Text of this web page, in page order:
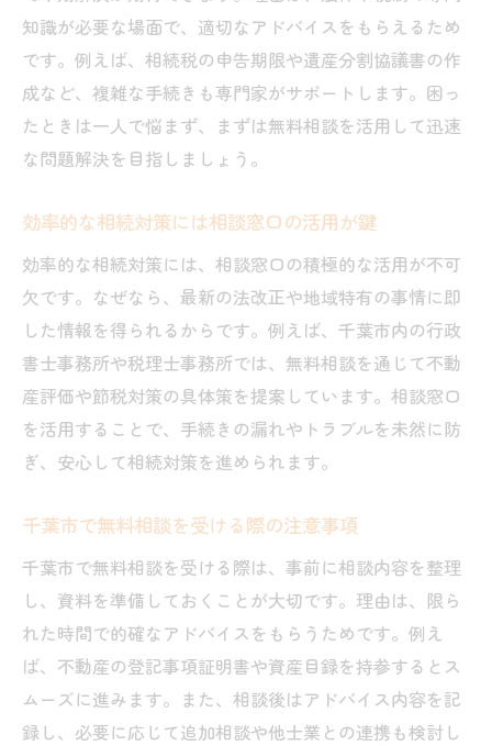
知識が必要な場面で、適切なアドバイスをもらえるため
です。例えば、相続税の申告期限や遺産分割協議書の作
成など、複雑な手続きも専門家がサポートします。困っ
たときは一人で悩まず、まずは無料相談を活用して迅速
な問題解決を目指しましょう。
効率的な相続対策には相談窓口の活用が鍵
効率的な相続対策には、相談窓口の積極的な活用が不可
欠です。なぜなら、最新の法改正や地域特有の事情に即
した情報を得られるからです。例えば、千葉市内の行政
書士事務所や税理士事務所では、無料相談を通じて不動
産評価や節税対策の具体策を提案しています。相談窓口
を活用することで、手続きの漏れやトラブルを未然に防
ぎ、安心して相続対策を進められます。
千葉市で無料相談を受ける際の注意事項
千葉市で無料相談を受ける際は、事前に相談内容を整理
し、資料を準備しておくことが大切です。理由は、限ら
れた時間で的確なアドバイスをもらうためです。例え
ば、不動産の登記事項証明書や資産目録を持参するとス
ムーズに進みます。また、相談後はアドバイス内容を記
録し、必要に応じて追加相談や他士業との連携も検討し